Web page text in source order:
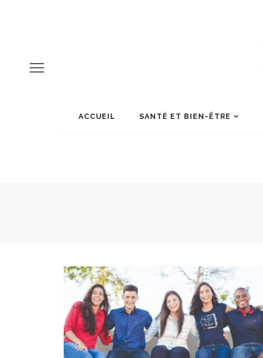
ACCUEIL SANTÉ ET BIEN-ÊTRE